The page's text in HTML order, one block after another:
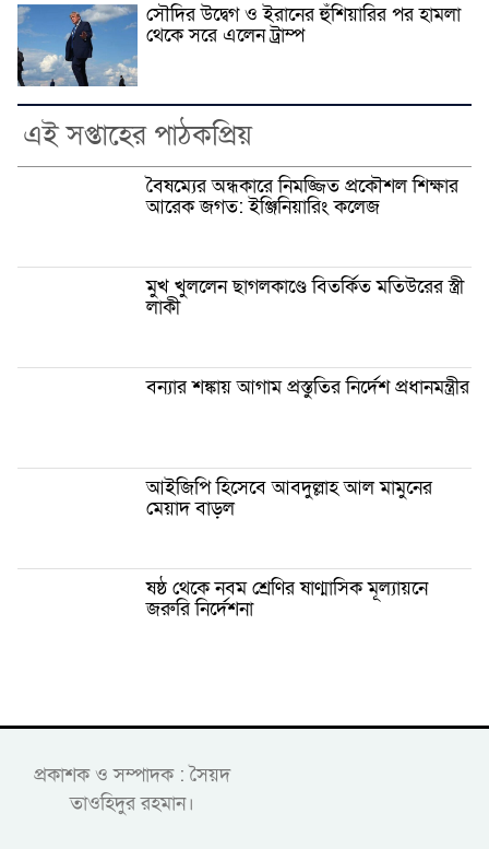
সৌদির উদ্বেগ ও ইরানের হুঁশিয়ারির পর হামলা
থেকে সরে এলেন ট্রাম্প
এই সপ্তাহের পাঠকপ্রিয়
বৈষম্যের অন্ধকারে নিমজ্জিত প্রকৌশল শিক্ষার
আরেক জগত: ইঞ্জিনিয়ারিং কলেজ
মুখ খুললেন ছাগলকাণ্ডে বিতর্কিত মতিউরের স্ত্রী
লাকী
বন্যার শঙ্কায় আগাম প্রস্তুতির নির্দেশ প্রধানমন্ত্রীর
আইজিপি হিসেবে আবদুল্লাহ আল মামুনের
মেয়াদ বাড়ল
ষষ্ঠ থেকে নবম শ্রেণির ষাণ্মাসিক মূল্যায়নে
জরুরি নির্দেশনা
প্রকাশক ও সম্পাদক : সৈয়দ
তাওহিদুর রহমান।